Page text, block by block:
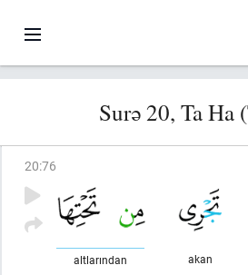
Surə 20, Ta Ha
20:76
akan
altlarından